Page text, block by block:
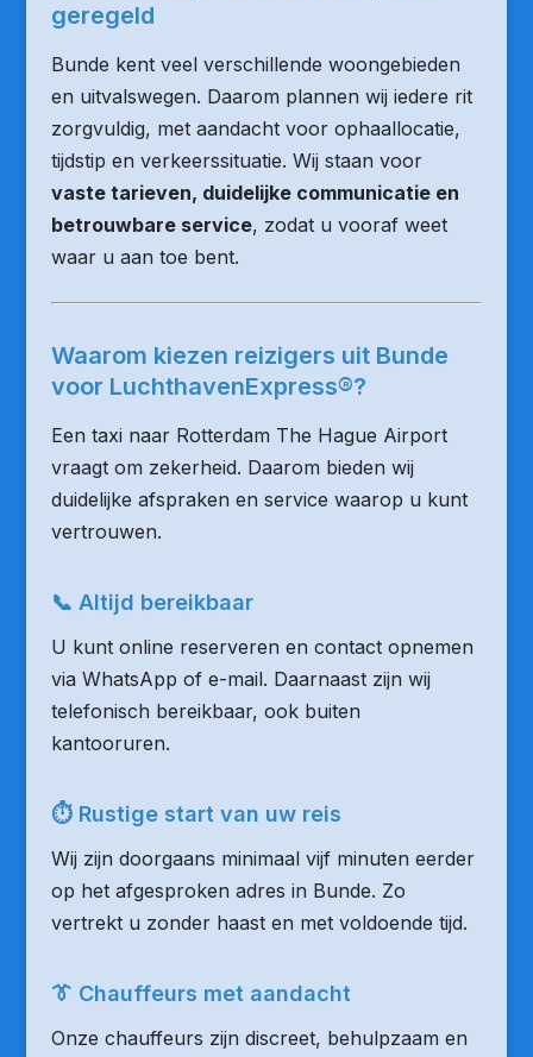
geregeld
Bunde kent veel verschillende woongebieden
en uitvalswegen. Daarom plannen wij iedere rit
zorgvuldig, met aandacht voor ophaallocatie,
tijdstip en verkeerssituatie. Wij staan voor
vaste tarieven, duidelijke communicatie en
betrouwbare service, zodat u vooraf weet
waar u aan toe bent.
Waarom kiezen reizigers uit Bunde
voor LuchthavenExpress®?
Een taxi naar Rotterdam The Hague Airport
vraagt om zekerheid. Daarom bieden wij
duidelijke afspraken en service waarop u kunt
vertrouwen.
📞 Altijd bereikbaar
U kunt online reserveren en contact opnemen
via WhatsApp of e-mail. Daarnaast zijn wij
telefonisch bereikbaar, ook buiten
kantooruren.
⏱ Rustige start van uw reis
Wij zijn doorgaans minimaal vijf minuten eerder
op het afgesproken adres in Bunde. Zo
vertrekt u zonder haast en met voldoende tijd.
👔 Chauffeurs met aandacht
Onze chauffeurs zijn discreet, behulpzaam en